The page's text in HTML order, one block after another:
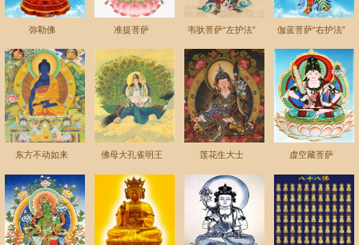
弥勒佛 准提菩萨 韦驮菩萨“左护法” 伽蓝菩萨“右护法”
东方不动如来 佛母大孔雀明王 莲花生大士 虚空藏菩萨